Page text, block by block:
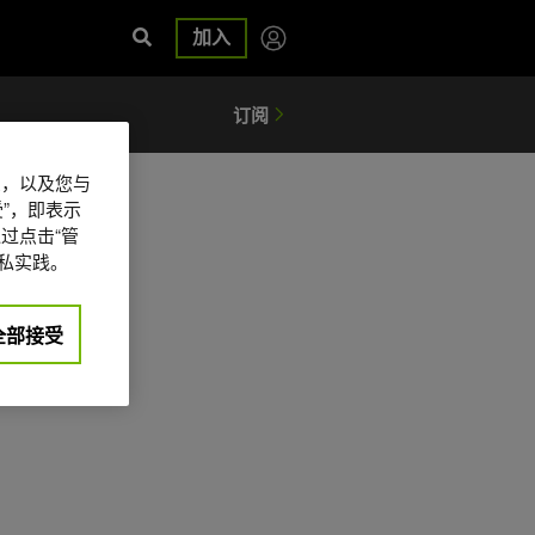
加入
以及您与
，即表示
点击“管
实践。
部接受